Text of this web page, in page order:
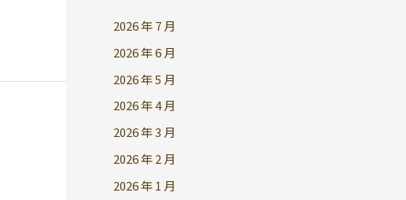
2026 年 7 月
2026 年 6 月
2026 年 5 月
2026 年 4 月
2026 年 3 月
2026 年 2 月
2026 年 1 月